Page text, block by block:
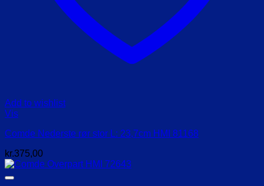
Add to wishlist
Vis
Comde Nederste rør stor L: 23,7cm HMI 81168
kr.375,00